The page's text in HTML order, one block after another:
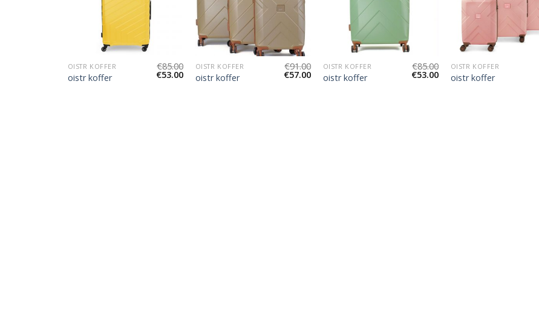
OISTR KOFFER
oistr koffer
€85.00
€53.00
OISTR KOFFER
oistr koffer
€91.00
€57.00
OISTR KOFFER
oistr koffer
€85.00
€53.00
OISTR KOFFER
oistr koffer